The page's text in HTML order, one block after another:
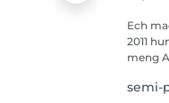
Ech
2011
meng
semi-